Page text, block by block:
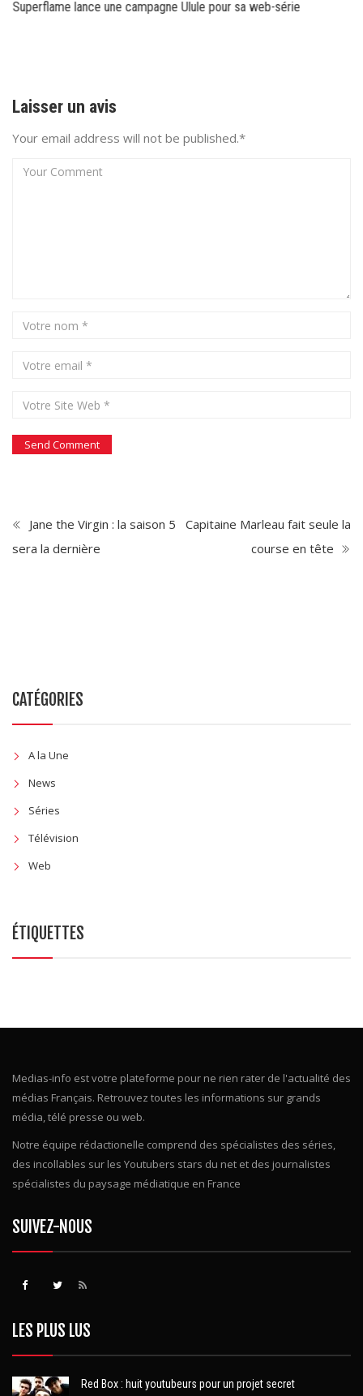
Superflame lance une campagne Ulule pour sa web-série
Laisser un avis
Your email address will not be published.*
Jane the Virgin : la saison 5
sera la dernière
Capitaine Marleau fait seule la
course en tête
CATÉGORIES
A la Une
News
Séries
Télévision
Web
ÉTIQUETTES
Medias-info est votre plateforme pour ne rien rater de l'actualité des
médias Français. Retrouvez toutes les informations sur grands
média, télé presse ou web.
Notre équipe rédactionelle comprend des spécialistes des séries,
des incollables sur les Youtubers stars du net et des journalistes
spécialistes du paysage médiatique en France
SUIVEZ-NOUS
LES PLUS LUS
Red Box : huit youtubeurs pour un projet secret